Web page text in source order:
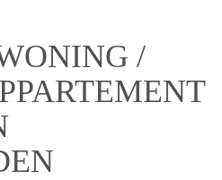
/